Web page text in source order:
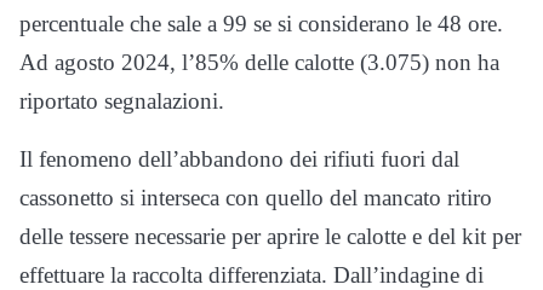
percentuale che sale a 99 se si considerano le 48 ore.
Ad agosto 2024, l’85% delle calotte (3.075) non ha
riportato segnalazioni.
Il fenomeno dell’abbandono dei rifiuti fuori dal
cassonetto si interseca con quello del mancato ritiro
delle tessere necessarie per aprire le calotte e del kit per
effettuare la raccolta differenziata. Dall’indagine di